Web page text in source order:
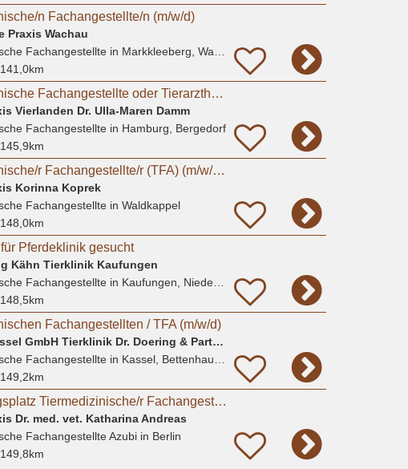
n Fachangestellte/n (m/w/d)
Praxis Wachau
Fachangestelltein Markkleeberg, Wachau
141,0km
Tiermedizinische Fachangestellte oder Tierarzthelferin
Vierlanden Dr. Ulla-Maren Damm
Fachangestelltein Hamburg, Bergedorf
145,9km
Tiermedizinische/r Fachangestellte/r (TFA) (m/w/d) in Teilzeit
Korinna Koprek
Fachangestelltein Waldkappel
148,0km
Pferdeklinik gesucht
Kähn Tierklinik Kaufungen
Fachangestelltein Kaufungen, Niederkaufungen
148,5km
Fachangestellten / TFA (m/w/d)
AniCura Kassel GmbH Tierklinik Dr. Doering & Partner
Fachangestelltein Kassel, Bettenhausen
149,2km
Ausbildungsplatz Tiermedizinische/r Fachangestellte/r gesucht?
Dr. med. vet. Katharina Andreas
Fachangestellte Azubiin Berlin
149,8km